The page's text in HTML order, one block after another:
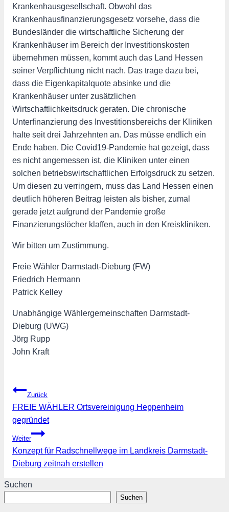
Krankenhausgesellschaft. Obwohl das
Krankenhausfinanzierungsgesetz vorsehe, dass die
Bundesländer die wirtschaftliche Sicherung der
Krankenhäuser im Bereich der Investitionskosten
übernehmen müssen, kommt auch das Land Hessen
seiner Verpflichtung nicht nach. Das trage dazu bei,
dass die Eigenkapitalquote absinke und die
Krankenhäuser unter zusätzlichen
Wirtschaftlichkeitsdruck geraten. Die chronische
Unterfinanzierung des Investitionsbereichs der Kliniken
halte seit drei Jahrzehnten an. Das müsse endlich ein
Ende haben. Die Covid19-Pandemie hat gezeigt, dass
es nicht angemessen ist, die Kliniken unter einen
solchen betriebswirtschaftlichen Erfolgsdruck zu setzen.
Um diesen zu verringern, muss das Land Hessen einen
deutlich höheren Beitrag leisten als bisher, zumal
gerade jetzt aufgrund der Pandemie große
Finanzierungslöcher klaffen, auch in den Kreiskliniken.
Wir bitten um Zustimmung.
Freie Wähler Darmstadt-Dieburg (FW)
Friedrich Hermann
Patrick Kelley
Unabhängige Wählergemeinschaften Darmstadt-
Dieburg (UWG)
Jörg Rupp
John Kraft
Beitragsnavigation
Zurück
FREIE WÄHLER Ortsvereinigung Heppenheim
gegründet
Weiter
Konzept für Radschnellwege im Landkreis Darmstadt-
Dieburg zeitnah erstellen
Suchen
Suchen